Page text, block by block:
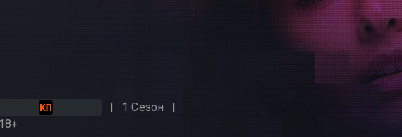
1 Сезон
18+